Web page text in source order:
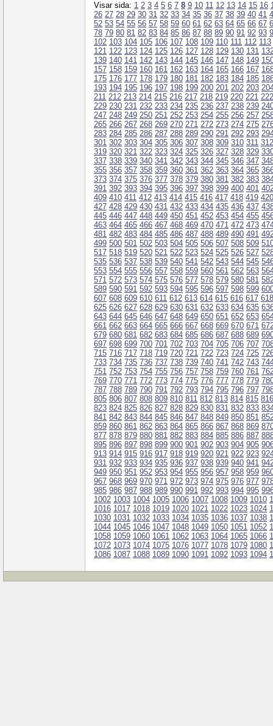
Visar sida: 1 2 3 4 5 6 7 8 9 10 11 12 13 14 15 16
26 27 28 29 30 31 32 33 34 35 36 37 38 39 40 41
52 53 54 55 56 57 58 59 60 61 62 63 64 65 66 67
78 79 80 81 82 83 84 85 86 87 88 89 90 91 92 93
102 103 104 105 106 107 108 109 110 111 112 113
121 122 123 124 125 126 127 128 129 130 131
139 140 141 142 143 144 145 146 147 148 149
157 158 159 160 161 162 163 164 165 166 167
175 176 177 178 179 180 181 182 183 184 185
193 194 195 196 197 198 199 200 201 202 203
211 212 213 214 215 216 217 218 219 220 221 222
229 230 231 232 233 234 235 236 237 238 239
247 248 249 250 251 252 253 254 255 256 257
265 266 267 268 269 270 271 272 273 274 275
283 284 285 286 287 288 289 290 291 292 293
301 302 303 304 305 306 307 308 309 310 311 312
319 320 321 322 323 324 325 326 327 328 329
337 338 339 340 341 342 343 344 345 346 347
355 356 357 358 359 360 361 362 363 364 365
373 374 375 376 377 378 379 380 381 382 383
391 392 393 394 395 396 397 398 399 400 401
409 410 411 412 413 414 415 416 417 418 419 420
427 428 429 430 431 432 433 434 435 436 437
445 446 447 448 449 450 451 452 453 454 455
463 464 465 466 467 468 469 470 471 472 473
481 482 483 484 485 486 487 488 489 490 491
499 500 501 502 503 504 505 506 507 508 509
517 518 519 520 521 522 523 524 525 526 527
535 536 537 538 539 540 541 542 543 544 545
553 554 555 556 557 558 559 560 561 562 563
571 572 573 574 575 576 577 578 579 580 581
589 590 591 592 593 594 595 596 597 598 599
607 608 609 610 611 612 613 614 615 616 617 618
625 626 627 628 629 630 631 632 633 634 635
643 644 645 646 647 648 649 650 651 652 653
661 662 663 664 665 666 667 668 669 670 671
679 680 681 682 683 684 685 686 687 688 689
697 698 699 700 701 702 703 704 705 706 707
715 716 717 718 719 720 721 722 723 724 725
733 734 735 736 737 738 739 740 741 742 743
751 752 753 754 755 756 757 758 759 760 761
769 770 771 772 773 774 775 776 777 778 779
787 788 789 790 791 792 793 794 795 796 797
805 806 807 808 809 810 811 812 813 814 815 816
823 824 825 826 827 828 829 830 831 832 833
841 842 843 844 845 846 847 848 849 850 851
859 860 861 862 863 864 865 866 867 868 869
877 878 879 880 881 882 883 884 885 886 887
895 896 897 898 899 900 901 902 903 904 905
913 914 915 916 917 918 919 920 921 922 923
931 932 933 934 935 936 937 938 939 940 941
949 950 951 952 953 954 955 956 957 958 959
967 968 969 970 971 972 973 974 975 976 977
985 986 987 988 989 990 991 992 993 994 995
1002 1003 1004 1005 1006 1007 1008 1009 1010
1016 1017 1018 1019 1020 1021 1022 1023 1024
1030 1031 1032 1033 1034 1035 1036 1037 1038
1044 1045 1046 1047 1048 1049 1050 1051 1052
1058 1059 1060 1061 1062 1063 1064 1065 1066
1072 1073 1074 1075 1076 1077 1078 1079 1080
1086 1087 1088 1089 1090 1091 1092 1093 1094